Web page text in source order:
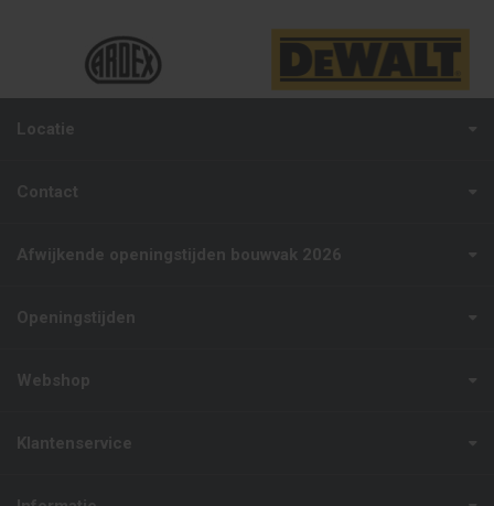
Locatie
Contact
Afwijkende openingstijden bouwvak 2026
Openingstijden
Webshop
Klantenservice